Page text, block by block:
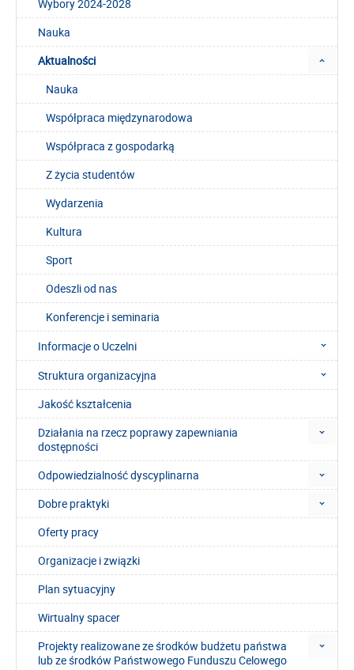
Wybory 2024-2028
Nauka
Aktualności
Nauka
Współpraca międzynarodowa
Współpraca z gospodarką
Z życia studentów
Wydarzenia
Kultura
Sport
Odeszli od nas
Konferencje i seminaria
Informacje o Uczelni
Struktura organizacyjna
Jakość kształcenia
Działania na rzecz poprawy zapewniania
dostępności
Odpowiedzialność dyscyplinarna
Dobre praktyki
Oferty pracy
Organizacje i związki
Plan sytuacyjny
Wirtualny spacer
Projekty realizowane ze środków budżetu państwa
lub ze środków Państwowego Funduszu Celowego